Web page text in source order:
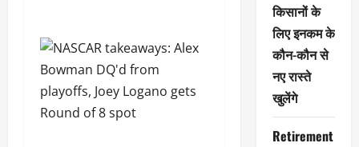
किसानों के
लिए इनकम के
कौन-कौन से
नए रास्ते
खुलेंगे
Retirement